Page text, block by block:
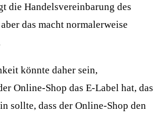
die Handelsvereinbarung des
das macht normalerweise
könnte daher sein,
Online-Shop das E-Label hat, das
sollte, dass der Online-Shop den